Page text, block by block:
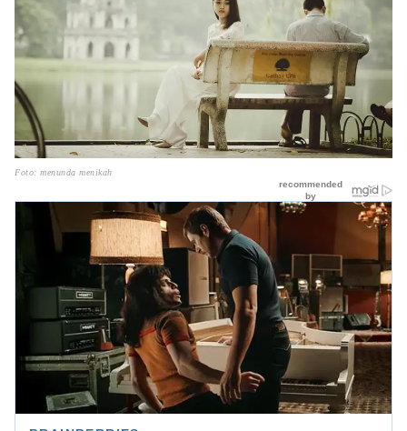
Foto: menunda menikah